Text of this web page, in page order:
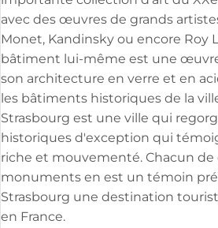
avec des œuvres de grands
Monet, Kandinsky ou encore Roy
bâtiment lui-même est une
son architecture en verre et en
les bâtiments historiques de la
Strasbourg est une ville qui
historiques d'exception qui
riche et mouvementé. Chacun de
monuments en est un témoin
Strasbourg une destination
en France.